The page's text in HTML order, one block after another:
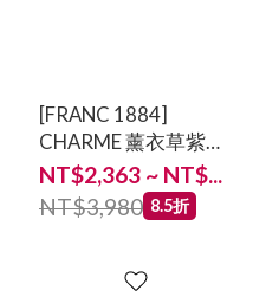
[FRANC 1884]
CHARME 薰衣草紫編
織香梭 12/18/25 cm
NT$2,363 ~ NT$...
NT$3,980 8.5折